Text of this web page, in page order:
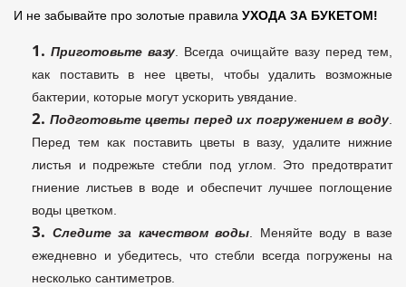
И не забывайте про золотые правила УХОДА ЗА БУКЕТОМ!
Приготовьте вазу . Всегда очищайте вазу перед тем,
как поставить в нее цветы, чтобы удалить возможные
бактерии, которые могут ускорить увядание.
Подготовьте цветы перед их погружением в воду
Перед тем как поставить цветы в вазу, удалите нижние
листья и подрежьте стебли под углом. Это предотвратит
гниение листьев в воде и обеспечит лучшее поглощение
воды цветком.
Следите за качеством воды . Меняйте воду в вазе
ежедневно и убедитесь, что стебли всегда погружены на
несколько сантиметров.